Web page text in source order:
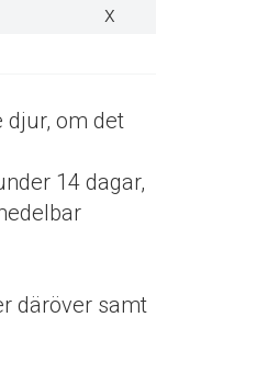
x
djur, om det
14 dagar,
däröver samt